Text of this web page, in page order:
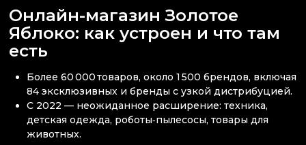
Онлайн-магазин Золотое
Яблоко: как устроен и что там
есть
Более 60 000 товаров, около 1 500 брендов, включая
84 эксклюзивных и бренды с узкой дистрибуцией.
С 2022 — неожиданное расширение: техника,
детская одежда, роботы‑пылесосы, товары для
животных.